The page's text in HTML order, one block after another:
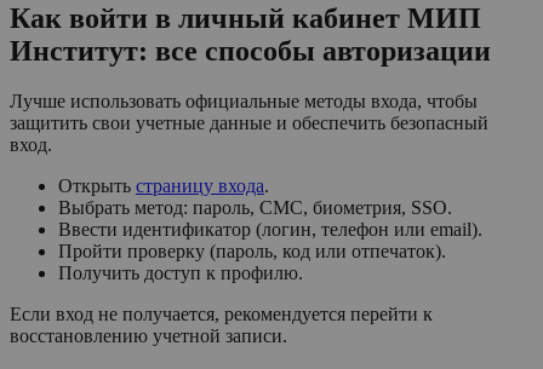
Как войти в личный кабинет МИП
Институт: все способы авторизации
Лучше использовать официальные методы входа, чтобы
защитить свои учетные данные и обеспечить безопасный
вход.
Открыть страницу входа.
Выбрать метод: пароль, СМС, биометрия, SSO.
Ввести идентификатор (логин, телефон или email).
Пройти проверку (пароль, код или отпечаток).
Получить доступ к профилю.
Если вход не получается, рекомендуется перейти к
восстановлению учетной записи.